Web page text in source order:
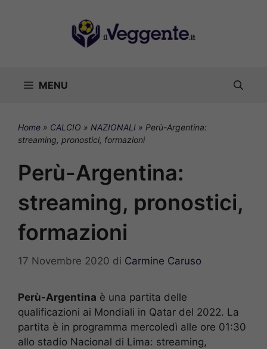
MENU
Home » CALCIO » NAZIONALI » Perù-Argentina:
streaming, pronostici, formazioni
Perù-Argentina:
streaming, pronostici,
formazioni
17 Novembre 2020 di Carmine Caruso
Perù-Argentina è una partita delle
qualificazioni ai Mondiali in Qatar del 2022. La
partita è in programma mercoledì alle ore 01:30
allo stadio Nacional di Lima: streaming,